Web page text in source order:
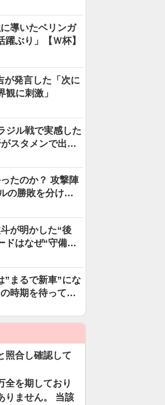
導いたベリンガ
ぶり」【Ｗ杯】
が発言した「次に
に刺激」
ジル戦で実感した
スタメンで出て
たのか？ 攻撃陣
の勝敗を分け
が明かした“後
ドはなぜ“守備
”まるで新車”にな
時期を待ってい
照合し確認して
全を期しており
りません。 当該